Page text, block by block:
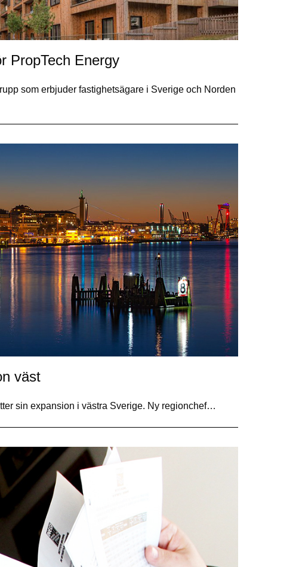
PropTech Energy
som erbjuder fastighetsägare i Sverige och Norden
väst
sin expansion i västra Sverige. Ny regionchef…